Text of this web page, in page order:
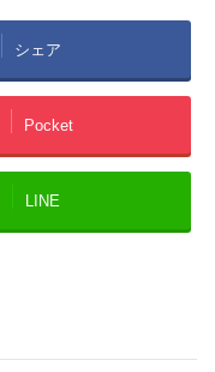
シェア
Pocket
LINE